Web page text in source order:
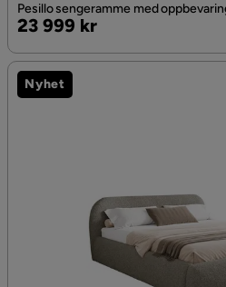
Pesillo sengeramme med
Pris
23 999 kr
Nyhet